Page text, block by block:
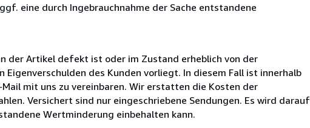
eine durch Ingebrauchnahme der Sache entstandene
der Artikel defekt ist oder im Zustand erheblich von der
Eigenverschulden des Kunden vorliegt. In diesem Fall ist innerhalb
mit uns zu vereinbaren. Wir erstatten die Kosten der
Versichert sind nur eingeschriebene Sendungen. Es wird darauf
Wertminderung einbehalten kann.